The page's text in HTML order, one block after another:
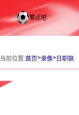
当前位置:首页>录像> 日职联